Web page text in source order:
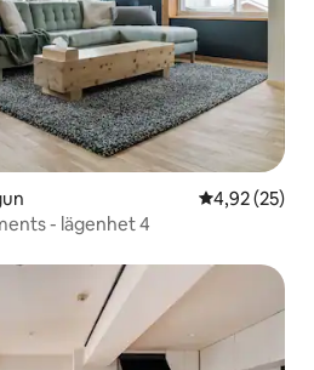
4,92 av 5 i
4,92 (25)
- lägenhet 4